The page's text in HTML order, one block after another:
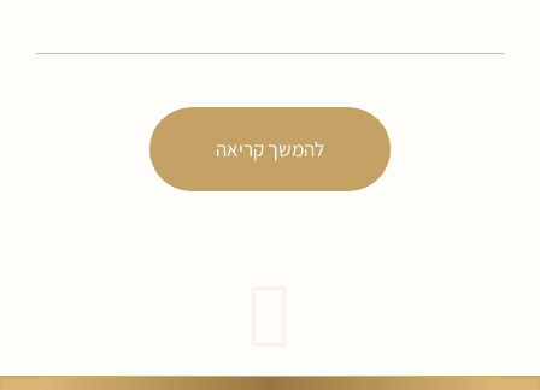
להמשך קריאה